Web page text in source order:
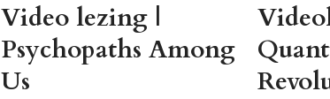
Video lezing |
Psychopaths Among
Us